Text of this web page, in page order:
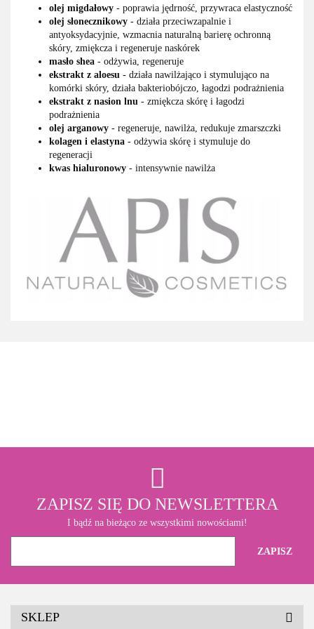
olej migdałowy - poprawia jędrność, przywraca elastyczność
olej słonecznikowy - działa przeciwzapalnie i
antyoksydacyjnie, wzmacnia naturalną barierę ochronną
skóry, zmiękcza i regeneruje naskórek
masło shea - odżywia, regeneruje
ekstrakt z aloesu - działa nawilżająco i stymulująco na
komórki skóry, działa bakteriobójczo, łagodzi podrażnienia
ekstrakt z nasion lnu - zmiękcza skórę i łagodzi
podrażnienia
olej arganowy - regeneruje, nawilża, redukuje zmarszczki
kolagen i elastyna - odżywia skórę i stymuluje do
regeneracji
kwas hialuronowy - intensywnie nawilża
ZAPISZ SIĘ DO NEWSLETTERA
I bądź na bieżąco ze wszystkimi nowościami!
SKLEP